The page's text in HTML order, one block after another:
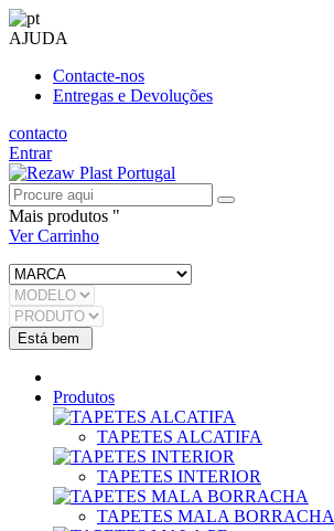
AJUDA
Contacte-nos
Entregas e Devoluções
contacto
Entrar
Mais produtos "
Ver Carrinho
Produtos
TAPETES ALCATIFA
TAPETES INTERIOR
TAPETES MALA BORRACHA